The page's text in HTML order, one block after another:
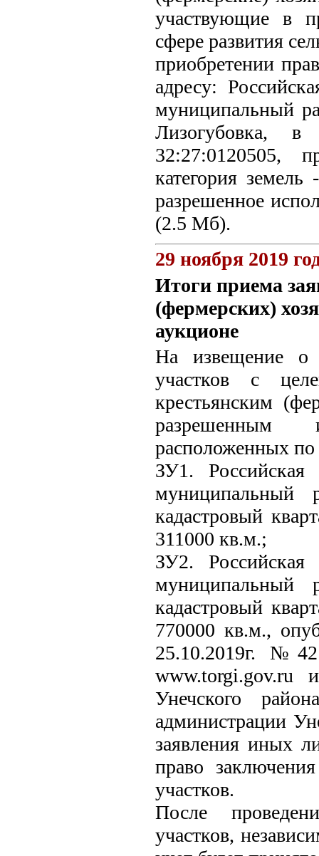
участвующие в
сфере развития
приобретении
адресу:
муниципальный
Лизогубовка, в
32:27:0120505,
категория земель
разрешенное
(2.5 Мб).
29 ноября 2019
Итоги приема
(фермерских)
аукционе
На извещение о
участков с
крестьянским
разрешенным
расположенных по
ЗУ1. Российская
муниципальный
кадастровый
311000 кв.м.;
ЗУ2. Российская
муниципальный
кадастровый
770000 кв.м.,
25.10.2019г.
www.torgi.gov.ru
Унечского
администрации
заявления иных
право
участков.
После
участков,